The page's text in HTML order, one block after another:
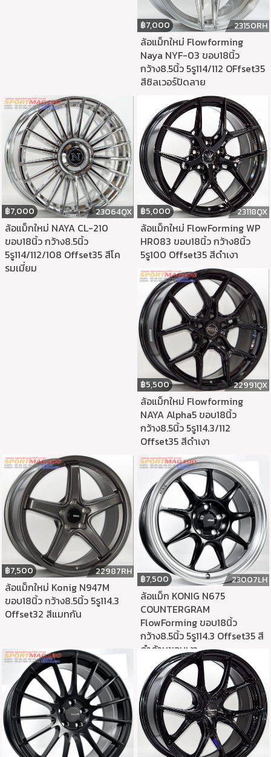
฿7,000 23150RH
ล้อแม็กใหม่ Flowforming
Naya NYF-03 ขอบ18นิ้ว
กว้าง8.5นิ้ว 5รู114/112 OFfset35
สีซิลเวอร์ปัดลาย
฿7,000 23064QX
ล้อแม็กใหม่ NAYA CL-210
ขอบ18นิ้ว กว้าง8.5นิ้ว
5รู114/112/108 Offset35 สีโค
รมเมี่ยม
฿5,000 23118QX
ล้อแม็กใหม่ FlowForming WP
HR083 ขอบ18นิ้ว กว้าง8นิ้ว
5รู100 Offset35 สีดำเงา
฿5,500 22991QX
ล้อแม็กใหม่ Flowforming
NAYA Alpha5 ขอบ18นิ้ว
กว้าง8.5นิ้ว 5รู114.3/112
Offset35 สีดำเงา
฿7,500 22987RH
ล้อแม็กใหม่ Konig N947M
ขอบ18นิ้ว กว้าง8.5นิ้ว 5รู114.3
Offset32 สีแมทกัน
฿7,500 23007LH
ล้อแม็ก KONIG N675
COUNTERGRAM
FlowForming ขอบ18นิ้ว
กว้าง8.5นิ้ว 5รู114.3 Offset35 สี
ดำด้านขอบเงา